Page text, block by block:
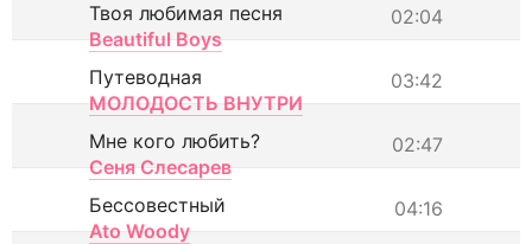
02:04
Твоя любимая песня
Beautiful Boys
03:42
Путеводная
МОЛОДОСТЬ ВНУТРИ
02:47
Мне кого любить?
Сеня Слесарев
04:16
Бессовестный
Ato Woody